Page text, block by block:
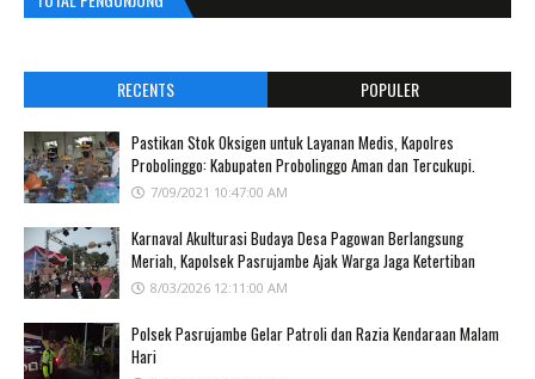
RECENTS POPULER
Pastikan Stok Oksigen untuk Layanan Medis, Kapolres
Probolinggo: Kabupaten Probolinggo Aman dan Tercukupi.
7/09/2021 10:47:00 AM
Karnaval Akulturasi Budaya Desa Pagowan Berlangsung
Meriah, Kapolsek Pasrujambe Ajak Warga Jaga Ketertiban
8/03/2026 12:11:00 AM
Polsek Pasrujambe Gelar Patroli dan Razia Kendaraan Malam
Hari